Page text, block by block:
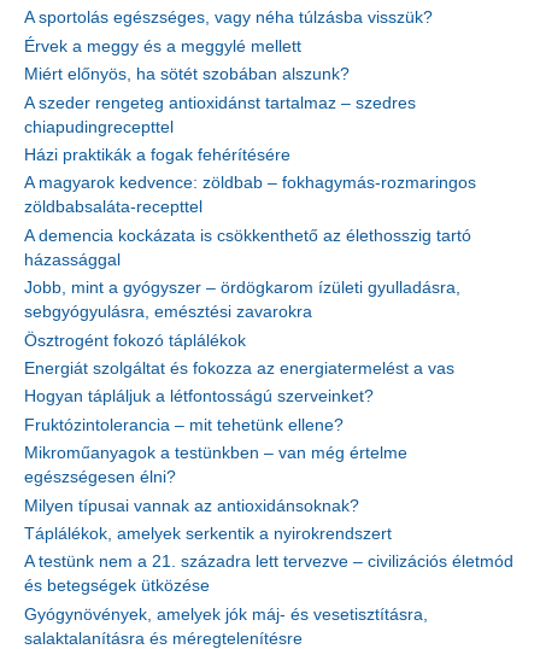
A sportolás egészséges, vagy néha túlzásba visszük?
Érvek a meggy és a meggylé mellett
Miért előnyös, ha sötét szobában alszunk?
A szeder rengeteg antioxidánst tartalmaz – szedres
chiapudingrecepttel
Házi praktikák a fogak fehérítésére
A magyarok kedvence: zöldbab – fokhagymás-rozmaringos
zöldbabsaláta-recepttel
A demencia kockázata is csökkenthető az élethosszig tartó
házassággal
Jobb, mint a gyógyszer – ördögkarom ízületi gyulladásra,
sebgyógyulásra, emésztési zavarokra
Ösztrogént fokozó táplálékok
Energiát szolgáltat és fokozza az energiatermelést a vas
Hogyan tápláljuk a létfontosságú szerveinket?
Fruktózintolerancia – mit tehetünk ellene?
Mikroműanyagok a testünkben – van még értelme
egészségesen élni?
Milyen típusai vannak az antioxidánsoknak?
Táplálékok, amelyek serkentik a nyirokrendszert
A testünk nem a 21. századra lett tervezve – civilizációs életmód
és betegségek ütközése
Gyógynövények, amelyek jók máj- és vesetisztításra,
salaktalanításra és méregtelenítésre